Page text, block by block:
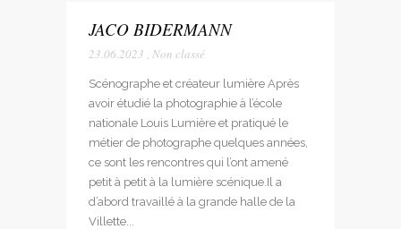
JACO BIDERMANN
23.06.2023 , Non classé
Scénographe et créateur lumière Après
avoir étudié la photographie à l’école
nationale Louis Lumière et pratiqué le
métier de photographe quelques années,
ce sont les rencontres qui l’ont amené
petit à petit à la lumière scénique.Il a
d’abord travaillé à la grande halle de la
Villette...